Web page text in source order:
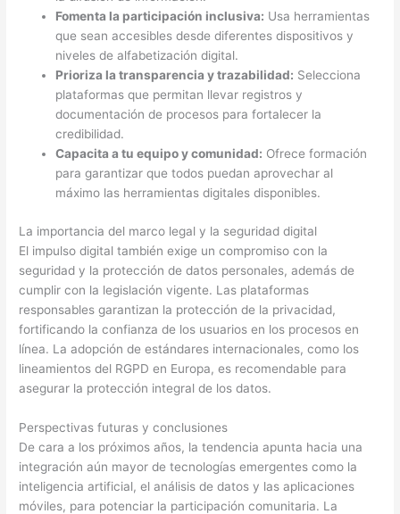
Fomenta la participación inclusiva: Usa herramientas
que sean accesibles desde diferentes dispositivos y
niveles de alfabetización digital.
Prioriza la transparencia y trazabilidad: Selecciona
plataformas que permitan llevar registros y
documentación de procesos para fortalecer la
credibilidad.
Capacita a tu equipo y comunidad: Ofrece formación
para garantizar que todos puedan aprovechar al
máximo las herramientas digitales disponibles.
La importancia del marco legal y la seguridad digital
El impulso digital también exige un compromiso con la
seguridad y la protección de datos personales, además de
cumplir con la legislación vigente. Las plataformas
responsables garantizan la protección de la privacidad,
fortificando la confianza de los usuarios en los procesos en
línea. La adopción de estándares internacionales, como los
lineamientos del RGPD en Europa, es recomendable para
asegurar la protección integral de los datos.
Perspectivas futuras y conclusiones
De cara a los próximos años, la tendencia apunta hacia una
integración aún mayor de tecnologías emergentes como la
inteligencia artificial, el análisis de datos y las aplicaciones
móviles, para potenciar la participación comunitaria. La